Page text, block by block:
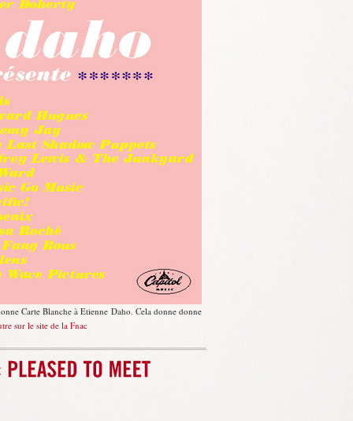
Carte Blanche à Etienne Daho. Cela donne donne
sur le site de la Fnac